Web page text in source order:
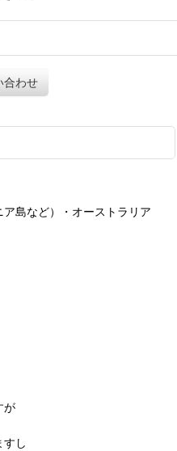
合わせ
島など）・オーストラリア
が
すし